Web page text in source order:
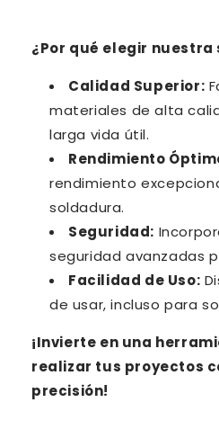
¿Por qué elegir
Calidad Superior:
materiales de alta
larga vida útil.
Rendimiento
rendimiento
soldadura.
Seguridad:
seguridad avanzadas
Facilidad de Uso:
de usar, incluso para
¡Invierte en una
realizar tus proyectos
precisión!